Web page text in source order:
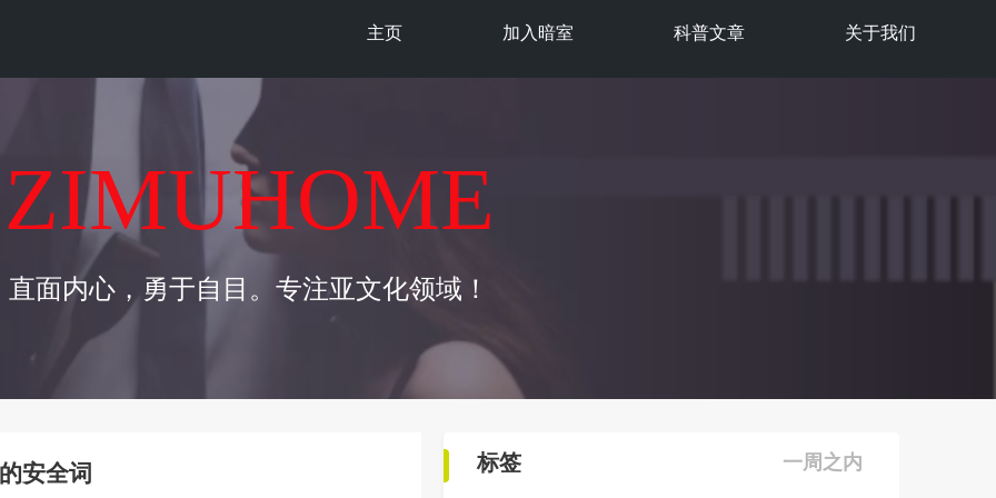
主页 加入暗室 科普文章 关于我们
ZIMUHOME
直面内心，勇于自目。专注亚文化领域！
安全词 标签 一周之内